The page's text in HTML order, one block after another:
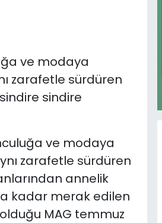
ve modaya
zarafetle sürdüren
sindire
ve modaya
zarafetle sürdüren
annelik
kadar merak edilen
MAG temmuz